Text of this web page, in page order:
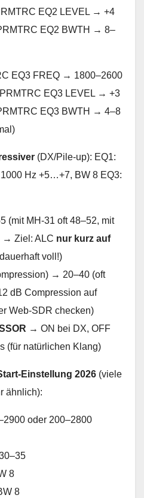
EQ2 LEVEL → +4
EQ2 BWTH → 8–
EQ3 FREQ → 1800–2600
EQ3 LEVEL → +3
EQ3 BWTH → 4–8
(DX/Pile-up): EQ1:
Hz +5…+7, BW 8 EQ3:
(mit MH-31 oft 48–52, mit
→ Ziel: ALC nur kurz auf
voll!)
→ 20–40 (oft
dB Compression auf
Web-SDR checken)
→ ON bei DX, OFF
(für natürlichen Klang)
Einstellung 2026 (viele
ähnlich):
oder 200–2800
8
8